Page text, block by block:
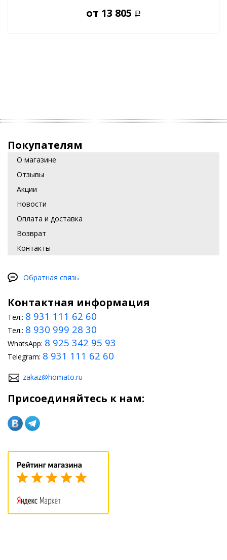
от 13 805 Р
Покупателям
О магазине
Отзывы
Акции
Новости
Оплата и доставка
Возврат
Контакты
Обратная связь
Контактная информация
Тел.: 8 931 111 62 60
Тел.: 8 930 999 28 30
WhatsApp: 8 925 342 95 93
Telegram: 8 931 111 62 60
zakaz@homato.ru
Присоединяйтесь к нам: